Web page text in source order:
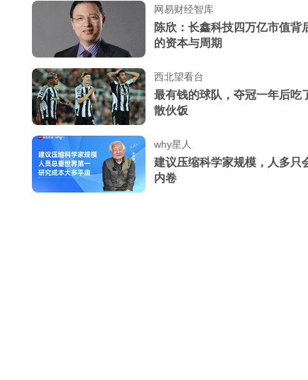
网易财经智库
陈欣：长鑫科技四万亿市值背
的资本与周期
西北望看台
最有钱的球队，夺冠一年后吃
散伙饭
why星人
建议压缩科学家规模，人多只
内卷